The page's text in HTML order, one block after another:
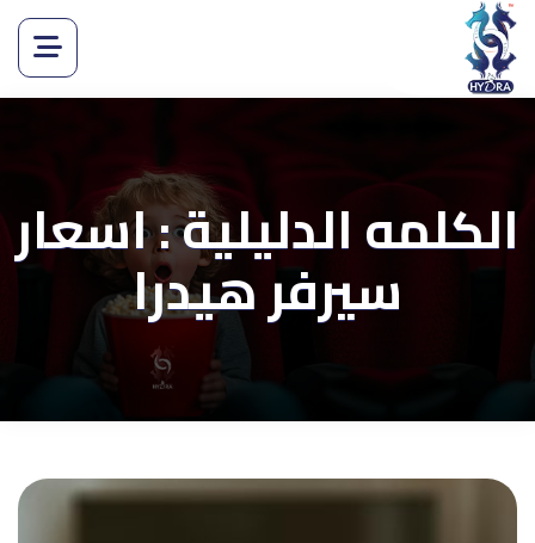
الكلمه الدليلية : اسعار
سيرفر هيدرا